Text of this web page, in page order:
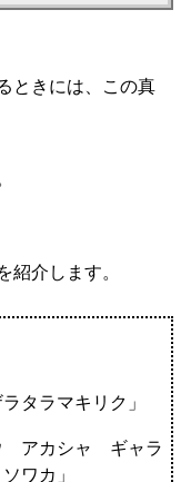
ときには、この真
紹介します。
タラマキリク」
アカシャ ギャラ
ワカ」